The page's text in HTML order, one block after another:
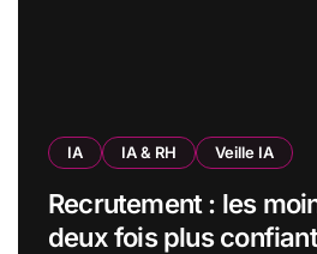
IA IA & RH Veille IA
Recrutement : les
deux fois plus